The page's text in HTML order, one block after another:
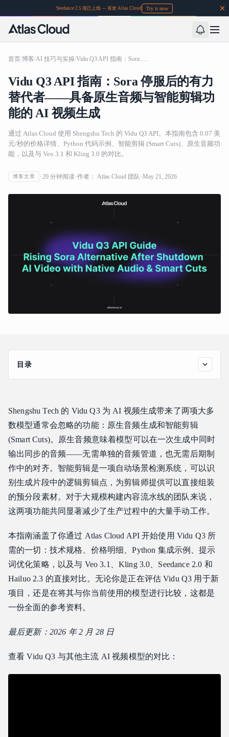
Seedance 2.5 现已上线 — 首发 Atlas Cloud Try it now
首页/博客/AI 技巧与实操/ Vidu Q3 API 指南：Sora 停服后的有力替代者——具备原生音频与智能剪辑功能的 AI 视频生成
Vidu Q3 API 指南：Sora 停服后的有力
替代者——具备原生音频与智能剪辑功
能的 AI 视频生成
通过 Atlas Cloud 使用 Shengshu Tech 的 Vidu Q3 API。本指南包含 0.07 美
元/秒的价格详情、Python 代码示例、智能剪辑 (Smart Cuts)、原生音频功
能，以及与 Veo 3.1 和 Kling 3.0 的对比。
博客文章 20 分钟阅读 作者： Atlas Cloud 团队 May 21, 2026
目录
Vidu Q3 概览
原生音频生成
智能剪辑 (Smart Cuts) —— 自动场景检测
1080p 分辨率与 12 秒时长
图像转视频 (Image-to-Video)
运动与物理模拟处理
Atlas Cloud API 定价
按功能对比价格
如何获取 Vidu Q3 API
第一步：获取你的 API Key
第二步：生成带有原生音频的视频
第三步：获取并使用
Vidu Q3 提示词技巧
1. 描述声景
3. 使用环境细节来提供音频上下文
4. 指定摄像机运动
Shengshu Tech 的 Vidu Q3 为 AI 视频生成带来了两项大多
数模型通常会忽略的功能：原生音频生成和智能剪辑
(Smart Cuts)。原生音频意味着模型可以在一次生成中同时
输出同步的音频——无需单独的音频管道，也无需后期制
作中的对齐。智能剪辑是一项自动场景检测系统，可以识
别生成片段中的逻辑剪辑点，为剪辑师提供可以直接组装
的预分段素材。对于大规模构建内容流水线的团队来说，
这两项功能共同显著减少了生产过程中的大量手动工作。
本指南涵盖了你通过 Atlas Cloud API 开始使用 Vidu Q3 所
需的一切：技术规格、价格明细、Python 集成示例、提示
词优化策略，以及与 Veo 3.1、Kling 3.0、Seedance 2.0 和
Hailuo 2.3 的直接对比。无论你是正在评估 Vidu Q3 用于新
项目，还是在将其与你当前使用的模型进行比较，这都是
一份全面的参考资料。
最后更新：2026 年 2 月 28 日
查看 Vidu Q3 与其他主流 AI 视频模型的对比：